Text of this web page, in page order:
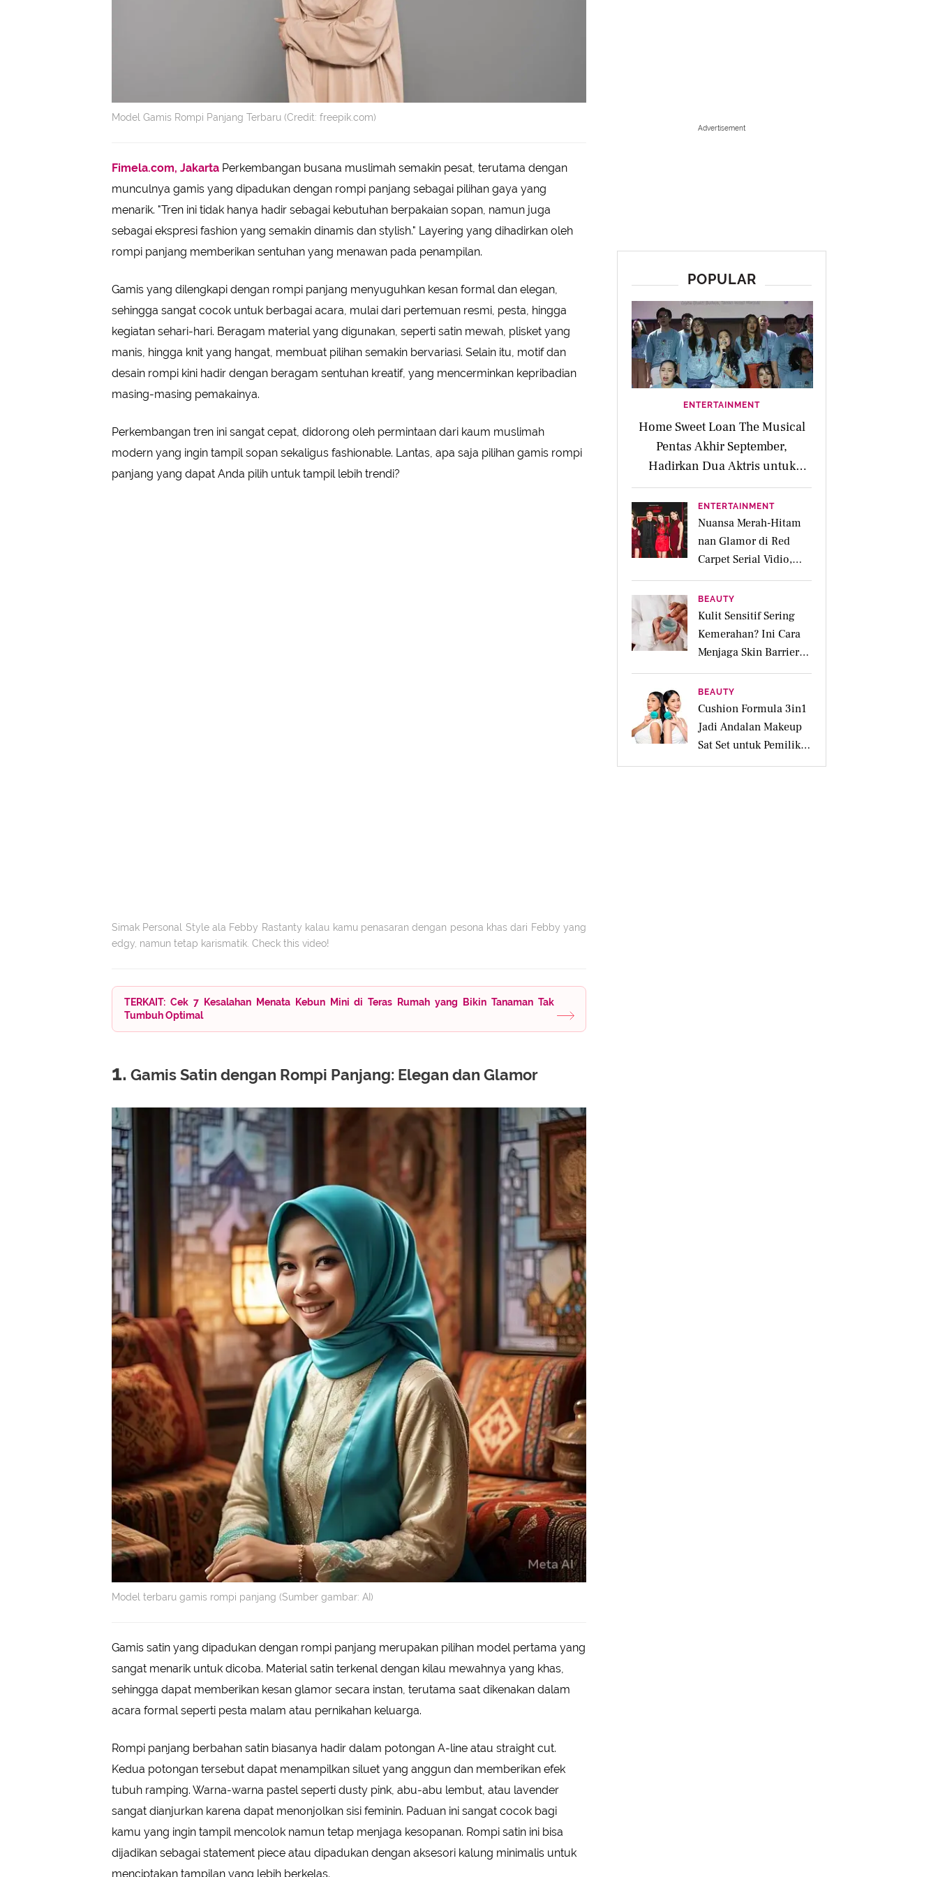
Model Gamis Rompi Panjang Terbaru (Credit: freepik.com)
Fimela.com, Jakarta Perkembangan busana muslimah semakin pesat, terutama dengan
munculnya gamis yang dipadukan dengan rompi panjang sebagai pilihan gaya yang
menarik. "Tren ini tidak hanya hadir sebagai kebutuhan berpakaian sopan, namun juga
sebagai ekspresi fashion yang semakin dinamis dan stylish." Layering yang dihadirkan oleh
rompi panjang memberikan sentuhan yang menawan pada penampilan.
Gamis yang dilengkapi dengan rompi panjang menyuguhkan kesan formal dan elegan,
sehingga sangat cocok untuk berbagai acara, mulai dari pertemuan resmi, pesta, hingga
kegiatan sehari-hari. Beragam material yang digunakan, seperti satin mewah, plisket yang
manis, hingga knit yang hangat, membuat pilihan semakin bervariasi. Selain itu, motif dan
desain rompi kini hadir dengan beragam sentuhan kreatif, yang mencerminkan kepribadian
masing-masing pemakainya.
Perkembangan tren ini sangat cepat, didorong oleh permintaan dari kaum muslimah
modern yang ingin tampil sopan sekaligus fashionable. Lantas, apa saja pilihan gamis rompi
panjang yang dapat Anda pilih untuk tampil lebih trendi?
Simak Personal Style ala Febby Rastanty kalau kamu penasaran dengan pesona khas dari Febby yang
edgy, namun tetap karismatik. Check this video!
TERKAIT: Cek 7 Kesalahan Menata Kebun Mini di Teras Rumah yang Bikin Tanaman Tak
Tumbuh Optimal
1. Gamis Satin dengan Rompi Panjang: Elegan dan Glamor
Model terbaru gamis rompi panjang (Sumber gambar: AI)
Gamis satin yang dipadukan dengan rompi panjang merupakan pilihan model pertama yang
sangat menarik untuk dicoba. Material satin terkenal dengan kilau mewahnya yang khas,
sehingga dapat memberikan kesan glamor secara instan, terutama saat dikenakan dalam
acara formal seperti pesta malam atau pernikahan keluarga.
Rompi panjang berbahan satin biasanya hadir dalam potongan A-line atau straight cut.
Kedua potongan tersebut dapat menampilkan siluet yang anggun dan memberikan efek
tubuh ramping. Warna-warna pastel seperti dusty pink, abu-abu lembut, atau lavender
sangat dianjurkan karena dapat menonjolkan sisi feminin. Paduan ini sangat cocok bagi
kamu yang ingin tampil mencolok namun tetap menjaga kesopanan. Rompi satin ini bisa
dijadikan sebagai statement piece atau dipadukan dengan aksesori kalung minimalis untuk
menciptakan tampilan yang lebih berkelas.
Advertisement
POPULAR
ENTERTAINMENT
Home Sweet Loan The Musical
Pentas Akhir September,
Hadirkan Dua Aktris untuk
Peran Kaluna
ENTERTAINMENT
Nuansa Merah-Hitam
nan Glamor di Red
Carpet Serial Vidio,
Jakarta Undercover:
Members Only
BEAUTY
Kulit Sensitif Sering
Kemerahan? Ini Cara
Menjaga Skin Barrier
agar Tetap Tenang
BEAUTY
Cushion Formula 3in1
Jadi Andalan Makeup
Sat Set untuk Pemilik
Kulit Acne Prone